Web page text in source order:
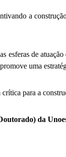
a
esferas de
uma
para a
da